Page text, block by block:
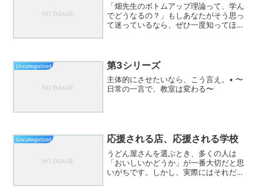
「畑先生のボトムアップ理論って、学ん
でどうなるの？」もしあなたがそう思っ
て迷っているなら、ぜひ一度知ってほし
エッセンスが詰まっています...
Uncategorized 第3シリーズ
主体的にさせたいなら、こう言え。• 〜
日常の一言で、教室は変わる〜
Uncategorized 応援される店、応援される学校
うどん屋さんを選ぶとき、多くの人は
「おいしいかどうか」が一番大切だと思
いがちです。しかし、実際にはそれだけ